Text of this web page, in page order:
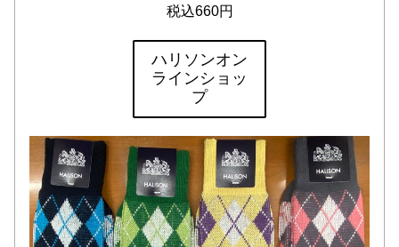
税込660円
ハリソンオン
ラインショッ
プ